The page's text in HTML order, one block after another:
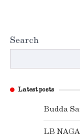
Search
Latest posts
Budda
LB